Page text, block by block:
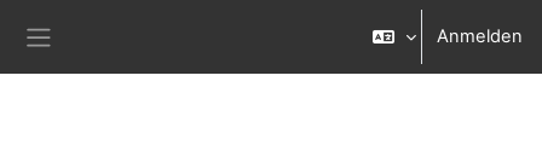
Anmelden